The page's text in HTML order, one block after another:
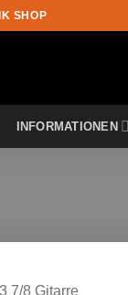
SHOP
INFORMATIONEN